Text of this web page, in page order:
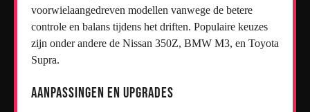
voorwielaangedreven modellen vanwege de betere
controle en balans tijdens het driften. Populaire keuzes
zijn onder andere de Nissan 350Z, BMW M3, en Toyota
Supra.
Aanpassingen en upgrades